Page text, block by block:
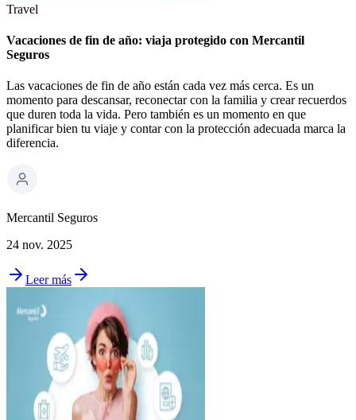
Travel
Vacaciones de fin de año: viaja protegido con Mercantil
Seguros
Las vacaciones de fin de año están cada vez más cerca. Es un
momento para descansar, reconectar con la familia y crear recuerdos
que duren toda la vida. Pero también es un momento en que
planificar bien tu viaje y contar con la protección adecuada marca la
diferencia.
Mercantil Seguros
24 nov. 2025
Leer más